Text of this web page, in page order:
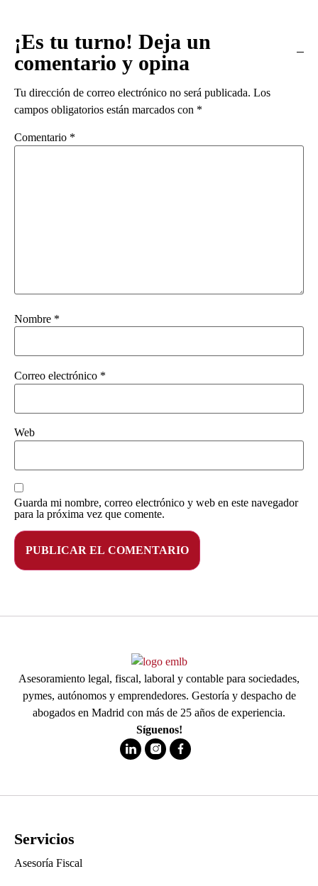
¡Es tu turno! Deja un
comentario y opina
Tu dirección de correo electrónico no será publicada. Los
campos obligatorios están marcados con *
Comentario *
Nombre *
Correo electrónico *
Web
Guarda mi nombre, correo electrónico y web en este navegador
para la próxima vez que comente.
Asesoramiento legal, fiscal, laboral y contable para sociedades,
pymes, autónomos y emprendedores. Gestoría y despacho de
abogados en Madrid con más de 25 años de experiencia.
Síguenos!
Servicios
Asesoría Fiscal